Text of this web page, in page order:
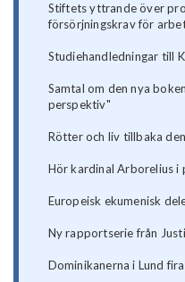
Stiftets yttrande över
försörjningskrav för
Studiehandledningar till
Samtal om den nya
perspektiv"
Rötter och liv tillbaka
Hör kardinal Arborelius i
Europeisk ekumenisk
Ny rapportserie från
Dominikanerna i Lund